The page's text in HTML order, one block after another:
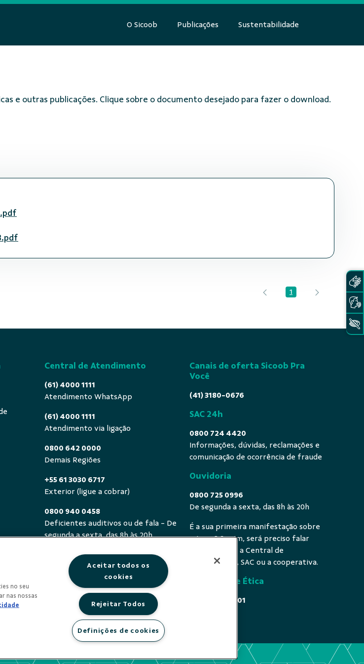
O Sicoob Publicações Sustentabilidade
e outras publicações. Clique sobre o documento desejado para fazer o download.
Página
1
Central de Atendimento
(61) 4000 1111
Atendimento WhatsApp
(61) 4000 1111
Atendimento via ligação
0800 642 0000
Demais Regiões
+55 61 3030 6717
Exterior (ligue a cobrar)
0800 940 0458
Deficientes auditivos ou de fala - De
segunda a sexta, das 8h às 20h
Canais de oferta Sicoob Pra
Você
(41) 3180-0676
SAC 24h
0800 724 4420
Informações, dúvidas, reclamações e
comunicação de ocorrência de fraude
Ouvidoria
0800 725 0996
De segunda a sexta, das 8h às 20h
É a sua primeira manifestação sobre
o tema? Se sim, será preciso falar
primeiro com a Central de
Atendimento, SAC ou a cooperativa.
Comissão de Ética
0800 646 4001
no seu
nas nossas
Aceitar todos os
cookies
Rejeitar Todos
Definições de cookies